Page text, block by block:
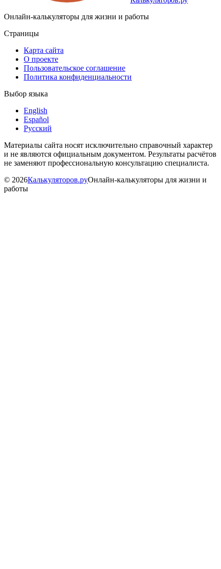
Онлайн-калькуляторы для жизни и работы
Страницы
Карта сайта
О проекте
Пользовательское соглашение
Политика конфиденциальности
Выбор языка
English
Español
Русский
Материалы сайта носят исключительно справочный характер
и не являются официальным документом. Результаты расчётов
не заменяют профессиональную консультацию специалиста.
© 2026Калькуляторов.руОнлайн-калькуляторы для жизни и
работы